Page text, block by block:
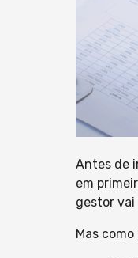
Antes de
em
gestor vai
Mas como